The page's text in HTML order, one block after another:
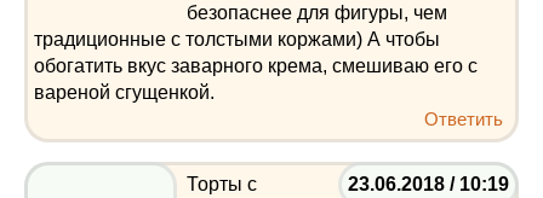
безопаснее для фигуры, чем
традиционные с толстыми коржами) А чтобы
обогатить вкус заварного крема, смешиваю его с
вареной сгущенкой.
Ответить
23.06.2018 / 10:19
Торты с